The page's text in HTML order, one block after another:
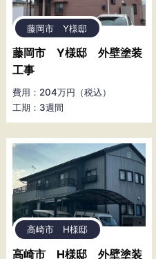
藤岡市 Y様邸
藤岡市 Y様邸 外壁塗装
工事
費用：204万円（税込）
工期：3週間
高崎市 H様邸
高崎市 H様邸 外壁塗装